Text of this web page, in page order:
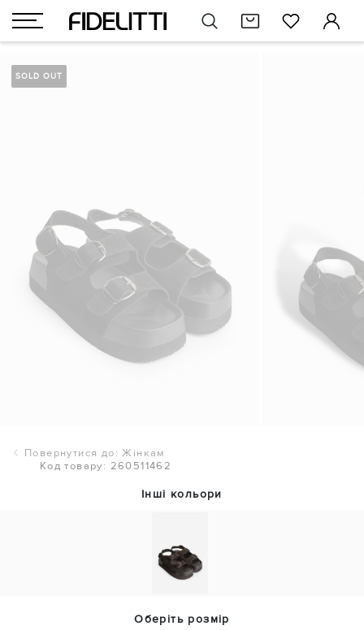
SOLD OUT
Повернутися до: Жінкам
Код товару: 260511462
Інші кольори
Оберіть розмір